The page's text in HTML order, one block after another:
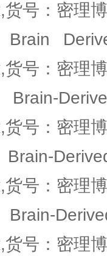
货号：密理
Brain
货号：密理
Brain-
货号：密理
Brain-
货号：密理
Brain-
货号：密理